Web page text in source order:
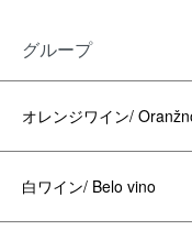
グループ
オレンジワイン/
白ワイン/ Belo vino